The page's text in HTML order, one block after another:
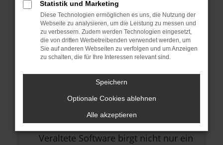
anderen Browser oder in einem
privaten Fenster?
Starte dein Gerät neu.
Das kann manchmal helfen,
Stelle sicher, dass dein Browser
und dein Betriebssystem auf dem
neuesten Stand sind.
Veraltete Software birgt nicht nur ein
Statistik und Marketing
Diese Technologien ermöglichen es uns, die Nutzung der
Webseite zu analysieren, um die Leistung zu messen und
zu verbessern. Zudem werden Technologien eingesetzt,
die von dritten Werbetreibenden verwendet werden, um
Sie auf anderen Webseiten zu verfolgen und um Anzeigen
zu schalten, die für Ihre Interessen relevant sind.
Speichern
Optionale Cookies ablehnen
Alle akzeptieren